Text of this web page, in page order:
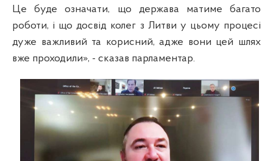
Це буде означати, що держава матиме багато
роботи, і що досвід колег з Литви у цьому процесі
дуже важливий та корисний, адже вони цей шлях
вже проходили», - сказав парламентар.